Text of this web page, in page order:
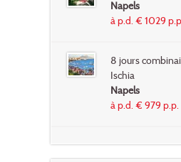
Napels
à p.d. € 1029 p.p.
8 jours
Ischia
Napels
à p.d. € 979 p.p.